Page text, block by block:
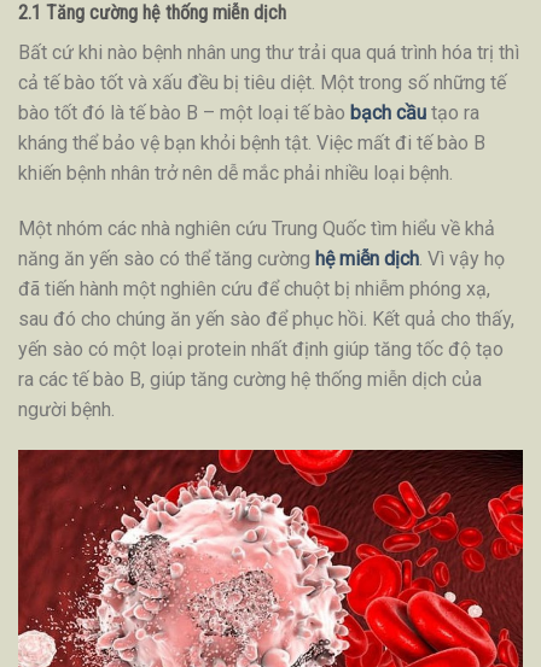
2.1 Tăng cường hệ thống miễn dịch
Bất cứ khi nào bệnh nhân ung thư trải qua quá trình hóa trị thì
cả tế bào tốt và xấu đều bị tiêu diệt. Một trong số những tế
bào tốt đó là tế bào B – một loại tế bào bạch cầu tạo ra
kháng thể bảo vệ bạn khỏi bệnh tật. Việc mất đi tế bào B
khiến bệnh nhân trở nên dễ mắc phải nhiều loại bệnh.
Một nhóm các nhà nghiên cứu Trung Quốc tìm hiểu về khả
năng ăn yến sào có thể tăng cường hệ miễn dịch. Vì vậy họ
đã tiến hành một nghiên cứu để chuột bị nhiễm phóng xạ,
sau đó cho chúng ăn yến sào để phục hồi. Kết quả cho thấy,
yến sào có một loại protein nhất định giúp tăng tốc độ tạo
ra các tế bào B, giúp tăng cường hệ thống miễn dịch của
người bệnh.